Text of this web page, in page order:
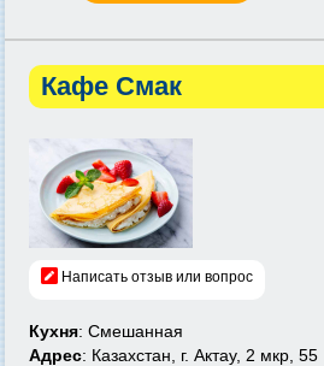
Кафе Смак
Написать отзыв или вопрос
Кухня: Смешанная
Адрес: Казахстан, г. Актау, 2 мкр, 55